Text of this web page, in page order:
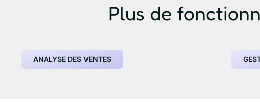
Plus de
ANALYSE DES VENTES